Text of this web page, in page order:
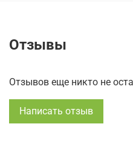
Отзывы
Отзывов еще никто не
Написать отзыв